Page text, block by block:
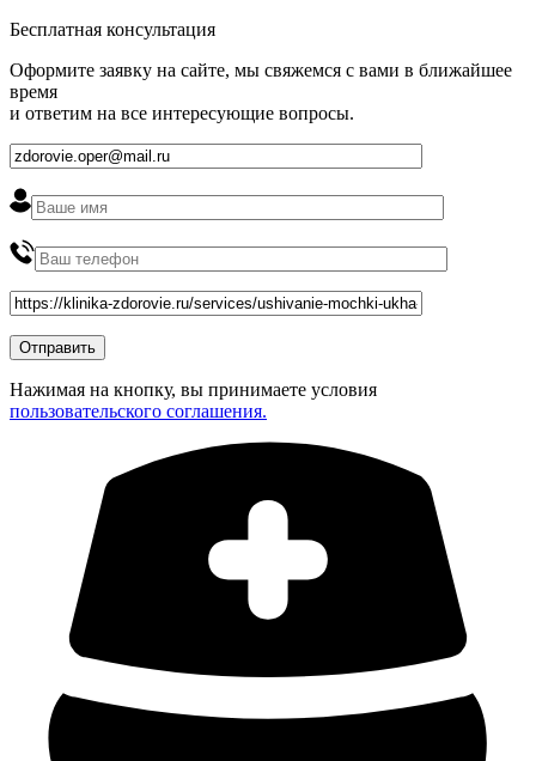
Бесплатная консультация
Оформите заявку на сайте, мы свяжемся с вами в ближайшее
время
и ответим на все интересующие вопросы.
Нажимая на кнопку, вы принимаете условия
пользовательского соглашения.